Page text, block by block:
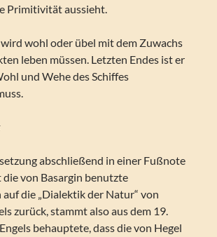
Primitivität aussieht.
wohl oder übel mit dem Zuwachs
leben müssen. Letzten Endes ist er
und Wehe des Schiffes
abschließend in einer Fußnote
von Basargin benutzte
die „Dialektik der Natur“ von
zurück, stammt also aus dem 19.
behauptete, dass die von Hegel